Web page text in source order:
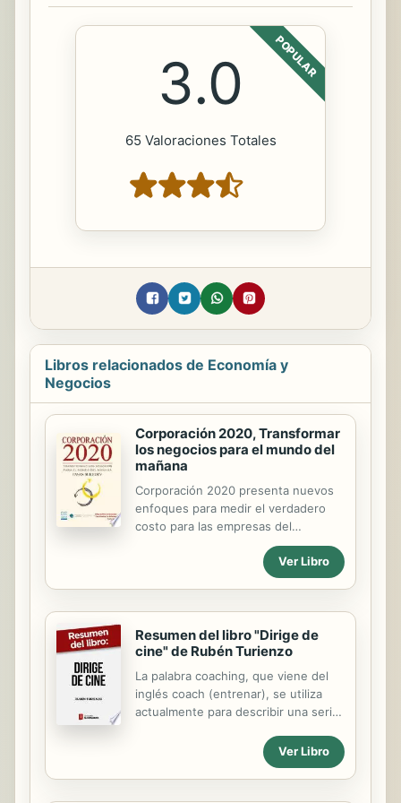
POPULAR
3.0
65 Valoraciones Totales
Libros relacionados de Economía y
Negocios
Corporación 2020, Transformar
los negocios para el mundo del
mañana
Corporación 2020 presenta nuevos
enfoques para medir el verdadero
costo para las empresas del
desarrollo de sus productos y
servicios y sus obligaciones para la
sociedad Desde una mirada detallada
hace una reflexión inteligente sobre
los pasos requeridos para lograr un
mejor modelo corporativo, Sukhdev
entusiasma al lector mostrando el rol
que juegan las empresas para crear
un futuro más equitativo y
sostenible. En consecuencia, la
esfera de los negocios necesita un
nuevo ADN. Pavan Sukhdev expone
una nueva visión de gran
Ver Libro
Resumen del libro "Dirige de
cine" de Rubén Turienzo
La palabra coaching, que viene del
inglés coach (entrenar), se utiliza
actualmente para describir una serie
través de las cuales una persona,
llamada coach, ayuda a otra, llamada
coachee, a alcanzar sus objetivos.
Ver Libro